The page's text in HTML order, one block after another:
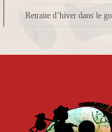
Retraite d’hiver dans le